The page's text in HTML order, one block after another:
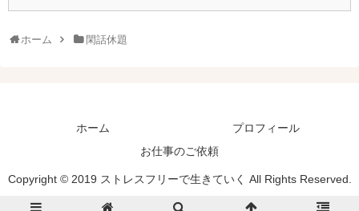
ホーム 閑話休題
ホーム
プロフィール
お仕事のご依頼
Copyright © 2019 ストレスフリーで生きていく All Rights Reserved.